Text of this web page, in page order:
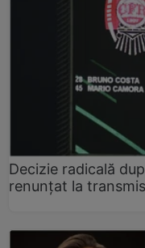
Decizie radicală
renunțat la